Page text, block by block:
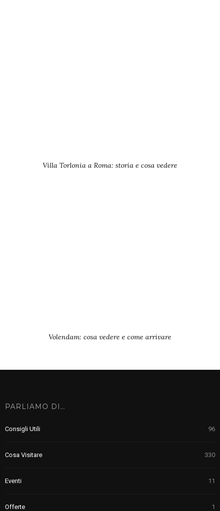
Villa Torlonia a Roma: storia e cosa vedere
Volendam: cosa vedere e come arrivare
PARLIAMO DI…
Consigli Utili 96
Cosa Visitare 330
Eventi 11
Offerte 1